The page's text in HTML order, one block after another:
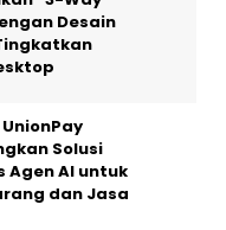
Desain
Solusi
Agen AI untuk
dan Jasa